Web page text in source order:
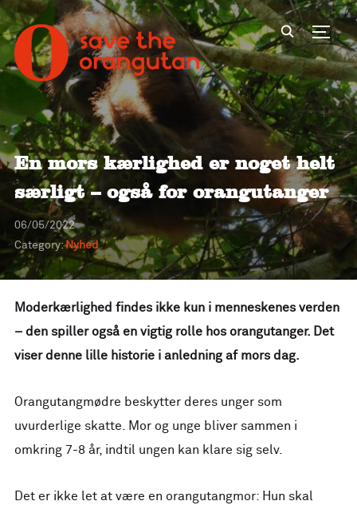
En mors kærlighed er noget helt
særligt – også for orangutanger
06/05/2022
Category:Nyhed
Moderkærlighed findes ikke kun i menneskenes verden
– den spiller også en vigtig rolle hos orangutanger. Det
viser denne lille historie i anledning af mors dag.
Orangutangmødre beskytter deres unger som
uvurderlige skatte. Mor og unge bliver sammen i
omkring 7-8 år, indtil ungen kan klare sig selv.
Det er ikke let at være en orangutangmor: Hun skal